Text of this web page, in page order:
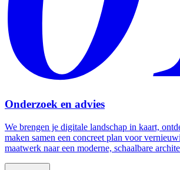
Onderzoek en advies
We brengen je digitale landschap in kaart,
maken samen een concreet plan voor
maatwerk naar een moderne, schaalbare